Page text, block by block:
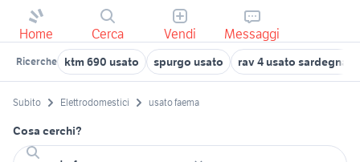
Home Cerca Vendi Messaggi
Ricerche ktm 690 usato spurgo usato rav 4 usato sardegna
Subito Elettrodomestici usato faema
Cosa cerchi?